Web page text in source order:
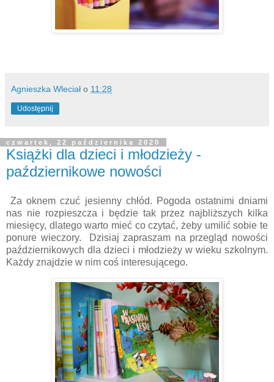
Agnieszka Wleciał o 11:28
Udostępnij
czwartek, 22 października 2020
Książki dla dzieci i młodzieży -
październikowe nowości
Za oknem czuć jesienny chłód. Pogoda ostatnimi dniami
nas nie rozpieszcza i będzie tak przez najbliższych kilka
miesięcy, dlatego warto mieć co czytać, żeby umilić sobie te
ponure wieczory. Dzisiaj zapraszam na przegląd nowości
październikowych dla dzieci i młodzieży w wieku szkolnym.
Każdy znajdzie w nim coś interesującego.